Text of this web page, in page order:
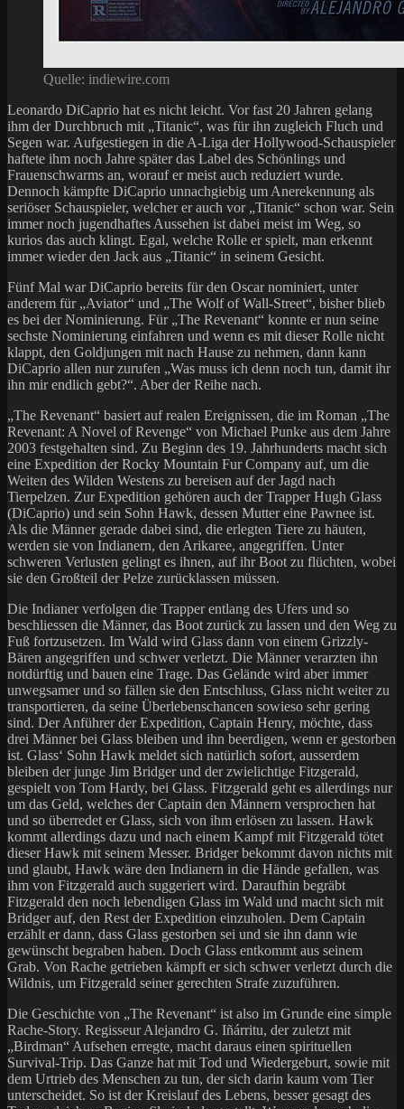
Quelle: indiewire.com
Leonardo DiCaprio hat es nicht leicht. Vor fast 20 Jahren gelang
ihm der Durchbruch mit „Titanic“, was für ihn zugleich Fluch und
Segen war. Aufgestiegen in die A-Liga der Hollywood-Schauspieler
haftete ihm noch Jahre später das Label des Schönlings und
Frauenschwarms an, worauf er meist auch reduziert wurde.
Dennoch kämpfte DiCaprio unnachgiebig um Anerekennung als
seriöser Schauspieler, welcher er auch vor „Titanic“ schon war. Sein
immer noch jugendhaftes Aussehen ist dabei meist im Weg, so
kurios das auch klingt. Egal, welche Rolle er spielt, man erkennt
immer wieder den Jack aus „Titanic“ in seinem Gesicht.
Fünf Mal war DiCaprio bereits für den Oscar nominiert, unter
anderem für „Aviator“ und „The Wolf of Wall-Street“, bisher blieb
es bei der Nominierung. Für „The Revenant“ konnte er nun seine
sechste Nominierung einfahren und wenn es mit dieser Rolle nicht
klappt, den Goldjungen mit nach Hause zu nehmen, dann kann
DiCaprio allen nur zurufen „Was muss ich denn noch tun, damit ihr
ihn mir endlich gebt?“. Aber der Reihe nach.
„The Revenant“ basiert auf realen Ereignissen, die im Roman „The
Revenant: A Novel of Revenge“ von Michael Punke aus dem Jahre
2003 festgehalten sind. Zu Beginn des 19. Jahrhunderts macht sich
eine Expedition der Rocky Mountain Fur Company auf, um die
Weiten des Wilden Westens zu bereisen auf der Jagd nach
Tierpelzen. Zur Expedition gehören auch der Trapper Hugh Glass
(DiCaprio) und sein Sohn Hawk, dessen Mutter eine Pawnee ist.
Als die Männer gerade dabei sind, die erlegten Tiere zu häuten,
werden sie von Indianern, den Arikaree, angegriffen. Unter
schweren Verlusten gelingt es ihnen, auf ihr Boot zu flüchten, wobei
sie den Großteil der Pelze zurücklassen müssen.
Die Indianer verfolgen die Trapper entlang des Ufers und so
beschliessen die Männer, das Boot zurück zu lassen und den Weg zu
Fuß fortzusetzen. Im Wald wird Glass dann von einem Grizzly-
Bären angegriffen und schwer verletzt. Die Männer verarzten ihn
notdürftig und bauen eine Trage. Das Gelände wird aber immer
unwegsamer und so fällen sie den Entschluss, Glass nicht weiter zu
transportieren, da seine Überlebenschancen sowieso sehr gering
sind. Der Anführer der Expedition, Captain Henry, möchte, dass
drei Männer bei Glass bleiben und ihn beerdigen, wenn er gestorben
ist. Glass‘ Sohn Hawk meldet sich natürlich sofort, ausserdem
bleiben der junge Jim Bridger und der zwielichtige Fitzgerald,
gespielt von Tom Hardy, bei Glass. Fitzgerald geht es allerdings nur
um das Geld, welches der Captain den Männern versprochen hat
und so überredet er Glass, sich von ihm erlösen zu lassen. Hawk
kommt allerdings dazu und nach einem Kampf mit Fitzgerald tötet
dieser Hawk mit seinem Messer. Bridger bekommt davon nichts mit
und glaubt, Hawk wäre den Indianern in die Hände gefallen, was
ihm von Fitzgerald auch suggeriert wird. Daraufhin begräbt
Fitzgerald den noch lebendigen Glass im Wald und macht sich mit
Bridger auf, den Rest der Expedition einzuholen. Dem Captain
erzählt er dann, dass Glass gestorben sei und sie ihn dann wie
gewünscht begraben haben. Doch Glass entkommt aus seinem
Grab. Von Rache getrieben kämpft er sich schwer verletzt durch die
Wildnis, um Fitzgerald seiner gerechten Strafe zuzuführen.
Die Geschichte von „The Revenant“ ist also im Grunde eine simple
Rache-Story. Regisseur Alejandro G. Iñárritu, der zuletzt mit
„Birdman“ Aufsehen erregte, macht daraus einen spirituellen
Survival-Trip. Das Ganze hat mit Tod und Wiedergeburt, sowie mit
dem Urtrieb des Menschen zu tun, der sich darin kaum vom Tier
unterscheidet. So ist der Kreislauf des Lebens, besser gesagt des